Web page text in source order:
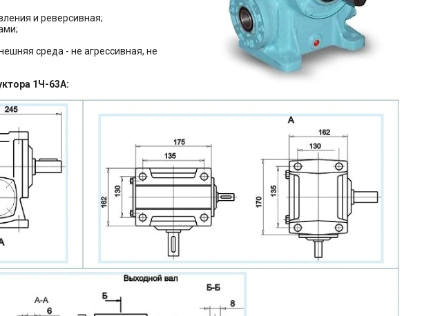
и реверсивная;
среда - не агрессивная, не
1Ч-63А: